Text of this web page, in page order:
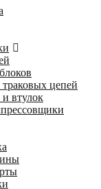
цепей
втулок